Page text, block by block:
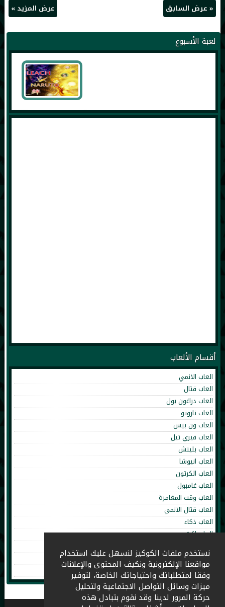
نستخدم ملفات الكوكيز لنسهل عليك استخدام
مواقعنا الإلكترونية ونكيف المحتوى والإعلانات
وفقا لمتطلباتك واحتياجاتك الخاصة، لتوفير
ميزات وسائل التواصل الاجتماعية ولتحليل
حركة المرور لدينا وقد نقوم بتبادل هذه
« عرض السابق عرض المزيد »
لعبة الأسبوع
أقسام الألعاب
العاب الانمي
العاب قتال
العاب دراغون بول
العاب ناروتو
العاب ون بيس
العاب فيري تيل
العاب بليتش
العاب انيوشا
العاب الكرتون
العاب غامبول
العاب وقت المغامرة
العاب قتال الانمي
العاب ذكاء
العاب اكشن
العاب طبخ
العاب اطفال